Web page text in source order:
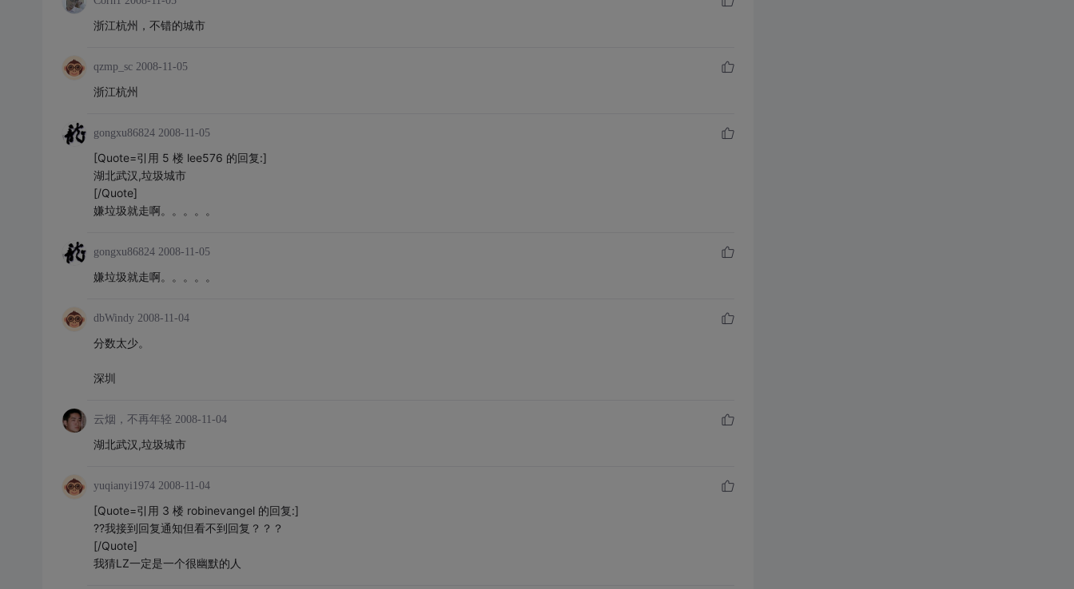
浙江杭州，不错的城市
qzmp_sc 2008-11-05
浙江杭州
gongxu86824 2008-11-05
[Quote=引用 5 楼 lee576 的回复:]
湖北武汉,垃圾城市
[/Quote]
嫌垃圾就走啊。。。。。
gongxu86824 2008-11-05
嫌垃圾就走啊。。。。。
dbWindy 2008-11-04
分数太少。
深圳
云烟，不再年轻 2008-11-04
湖北武汉,垃圾城市
yuqianyi1974 2008-11-04
[Quote=引用 3 楼 robinevangel 的回复:]
??我接到回复通知但看不到回复？？？
[/Quote]
我猜LZ一定是一个很幽默的人